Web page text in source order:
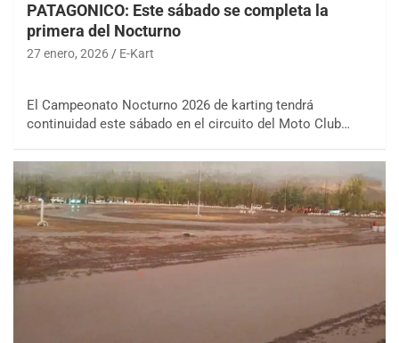
PATAGONICO: Este sábado se completa la
primera del Nocturno
27 enero, 2026 E-Kart
El Campeonato Nocturno 2026 de karting tendrá
continuidad este sábado en el circuito del Moto Club…